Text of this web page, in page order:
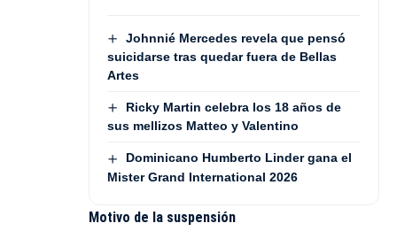
Johnnié Mercedes revela que pensó
suicidarse tras quedar fuera de Bellas
Artes
Ricky Martin celebra los 18 años de
sus mellizos Matteo y Valentino
Dominicano Humberto Linder gana el
Mister Grand International 2026
Motivo de la suspensión